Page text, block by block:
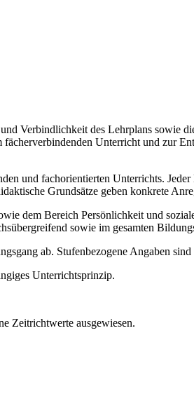
Verbindlichkeit des Lehrplans sowie
Unterricht und zur
und fachorientierten Unterrichts.
Grundsätze geben konkrete
dem Bereich Persönlichkeit und
sowie im gesamten
ab. Stufenbezogene Angaben
Unterrichtsprinzip.
Zeitrichtwerte ausgewiesen.